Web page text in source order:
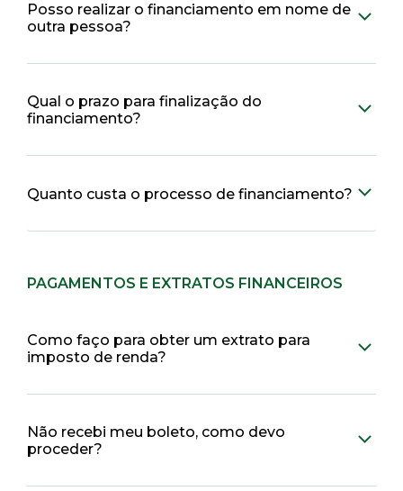
Posso realizar o financiamento em nome de
outra pessoa?
Qual o prazo para finalização do
financiamento?
Quanto custa o processo de financiamento?
PAGAMENTOS E EXTRATOS FINANCEIROS
Como faço para obter um extrato para
imposto de renda?
Não recebi meu boleto, como devo
proceder?